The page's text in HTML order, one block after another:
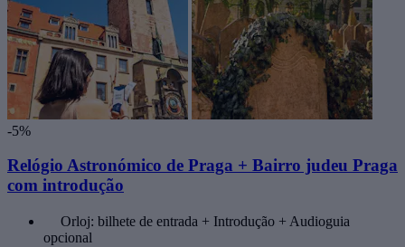
-5%
Relógio Astronómico de Praga + Bairro judeu Praga
com introdução
Orloj: bilhete de entrada + Introdução + Audioguia
opcional